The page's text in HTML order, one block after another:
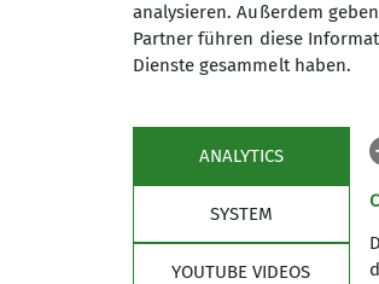
Maximale
analysieren. Außerdem
Partner führen diese
Dienste gesammelt haben.
ANALYTICS
SYSTEM
YOUTUBE VIDEOS